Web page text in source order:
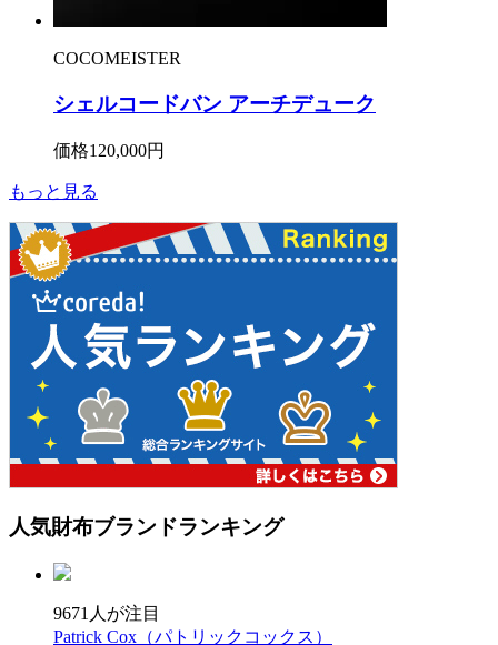
COCOMEISTER
シェルコードバン アーチデューク
価格120,000円
もっと見る
人気財布ブランドランキング
9671人が注目
Patrick Cox（パトリックコックス）